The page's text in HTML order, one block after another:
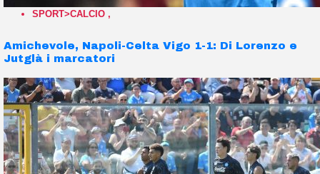
SPORT>CALCIO ,
Amichevole, Napoli-Celta Vigo 1-1: Di Lorenzo e
Jutglà i marcatori